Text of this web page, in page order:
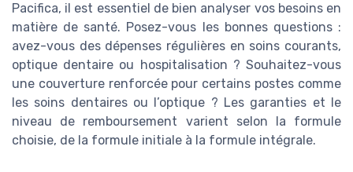
Pacifica, il est essentiel de bien analyser vos besoins en
matière de santé. Posez-vous les bonnes questions :
avez-vous des dépenses régulières en soins courants,
optique dentaire ou hospitalisation ? Souhaitez-vous
une couverture renforcée pour certains postes comme
les soins dentaires ou l’optique ? Les garanties et le
niveau de remboursement varient selon la formule
choisie, de la formule initiale à la formule intégrale.